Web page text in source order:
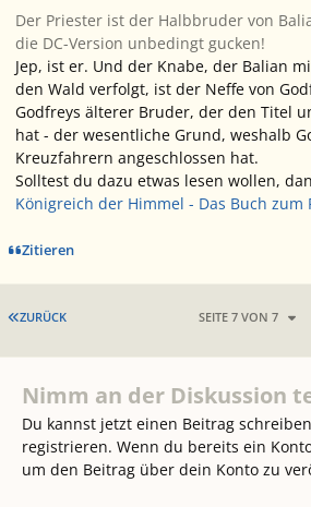
Der Priester ist der Halbbruder von
die DC-Version unbedingt gucken!
Jep, ist er. Und der Knabe, der Balian
den Wald verfolgt, ist der Neffe von
Godfreys älterer Bruder, der den Titel
hat - der wesentliche Grund, weshalb
Kreuzfahrern angeschlossen hat.
Solltest du dazu etwas lesen wollen,
Königreich der Himmel - Das Buch zum
Zitieren
ERSTE SEITE
ZURÜCK SEITE 7 VON 7
Nimm an der Diskussion
Du kannst jetzt einen Beitrag
registrieren. Wenn du bereits ein
um den Beitrag über dein Konto zu